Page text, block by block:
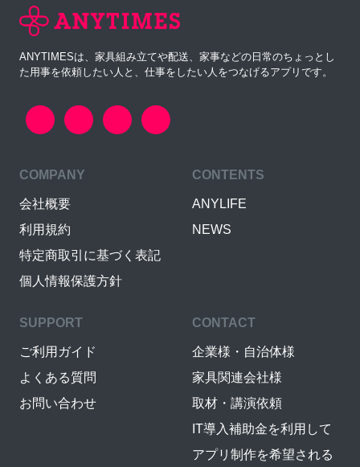
ANYTIMESは、家具組み立てや配送、家事などの日常のちょっとし
た用事を依頼したい人と、仕事をしたい人をつなげるアプリです。
COMPANY
会社概要
利用規約
特定商取引に基づく表記
個人情報保護方針
CONTENTS
ANYLIFE
NEWS
SUPPORT
ご利用ガイド
よくある質問
お問い合わせ
CONTACT
企業様・自治体様
家具関連会社様
取材・講演依頼
IT導入補助金を利用して
アプリ制作を希望される